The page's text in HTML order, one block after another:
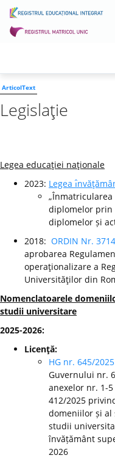
ArticolText
Legislaţie
Legea educaţiei naţionale
2023: Legea
diplomelor prin
diplomelor și
2018: ORDIN Nr.
aprobarea
operaţionalizare a
Universităţilor din
Nomenclatoarele
studii universitare
2025-2026:
Licenţă:
HG nr. 645/2025
Guvernului nr.
anexelor nr. 1-
412/2025
domeniilor și
studii
învățământ
2026